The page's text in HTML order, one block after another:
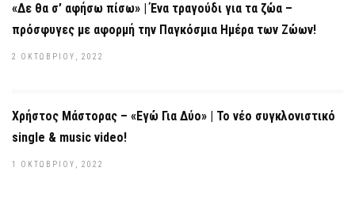
«Δε θα σ’ αφήσω πίσω» | Ένα τραγούδι για τα ζώα –
πρόσφυγες με αφορμή την Παγκόσμια Ημέρα των Ζώων!
2 ΟΚΤΩΒΡΊΟΥ, 2022
Χρήστος Μάστορας – «Εγώ Για Δύο» | Το νέο συγκλονιστικό
single & music video!
1 ΟΚΤΩΒΡΊΟΥ, 2022